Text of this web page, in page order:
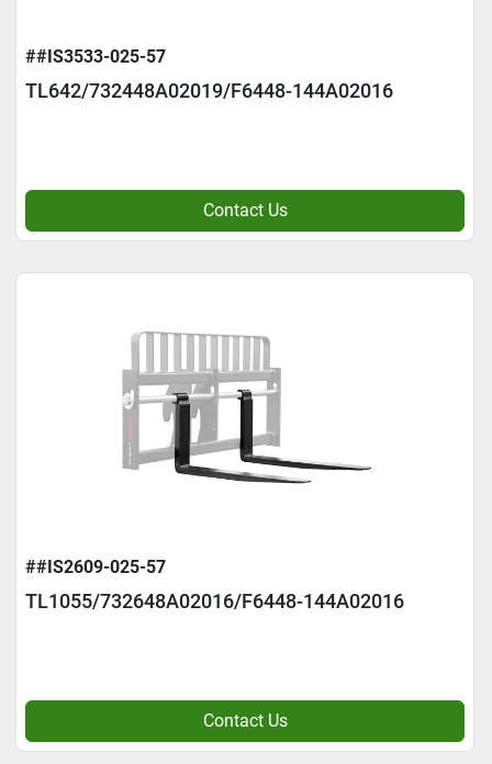
##IS3533-025-57
TL642/732448A02019/F6448-144A02016
Contact Us
##IS2609-025-57
TL1055/732648A02016/F6448-144A02016
Contact Us